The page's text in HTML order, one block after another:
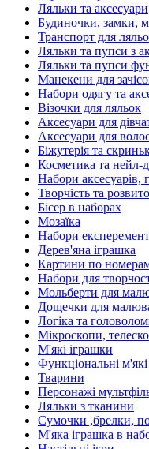
Ляльки та аксесуари
Будиночки, замки,
Транспорт для
Ляльки та пупси з
Ляльки та пупси
Манекени для
Набори одягу та
Візочки для ляльок
Аксесуари для
Аксесуари для
Біжутерія та
Косметика та нейл-
Набори аксесуарів,
Творчість та
Бісер в наборах
Мозаїка
Набори
Дерев'яна іграшка
Картини по номерам
Набори для
Мольберти для
Дощечки для
Логіка та
Мікроскопи,
М'які іграшки
Функціональні
Тварини
Персонажі
Ляльки з тканини
Сумочки ,брелки,
М'яка іграшка в